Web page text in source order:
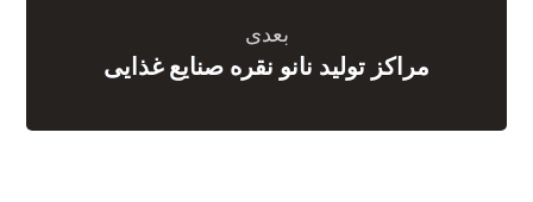
بعدی
مراکز تولید نانو نقره صنایع غذایی